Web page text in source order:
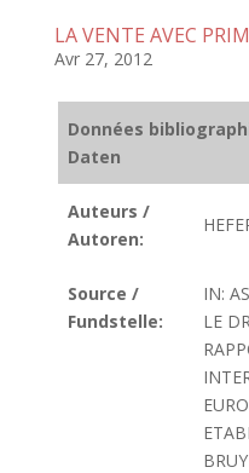
LA VENTE AVEC
Avr 27, 2012
Données
Daten
Auteurs /
Autoren:
Source /
Fundstelle:
IN:
LE